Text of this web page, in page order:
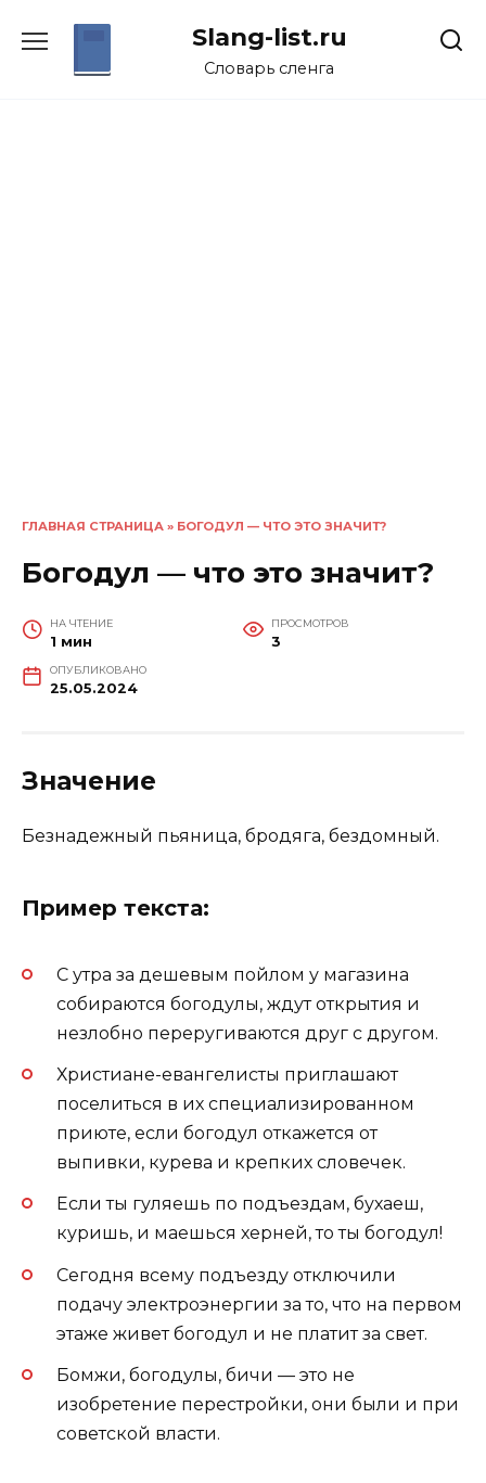
Slang-list.ru
Словарь сленга
ГЛАВНАЯ СТРАНИЦА » БОГОДУЛ — ЧТО ЭТО ЗНАЧИТ?
Богодул — что это значит?
НА ЧТЕНИЕ
1 мин
ПРОСМОТРОВ
3
ОПУБЛИКОВАНО
25.05.2024
Значение
Безнадежный пьяница, бродяга, бездомный.
Пример текста:
С утра за дешевым пойлом у магазина
собираются богодулы, ждут открытия и
незлобно переругиваются друг с другом.
Христиане-евангелисты приглашают
поселиться в их специализированном
приюте, если богодул откажется от
выпивки, курева и крепких словечек.
Если ты гуляешь по подъездам, бухаеш,
куришь, и маешься херней, то ты богодул!
Сегодня всему подъезду отключили
подачу электроэнергии за то, что на первом
этаже живет богодул и не платит за свет.
Бомжи, богодулы, бичи — это не
изобретение перестройки, они были и при
советской власти.